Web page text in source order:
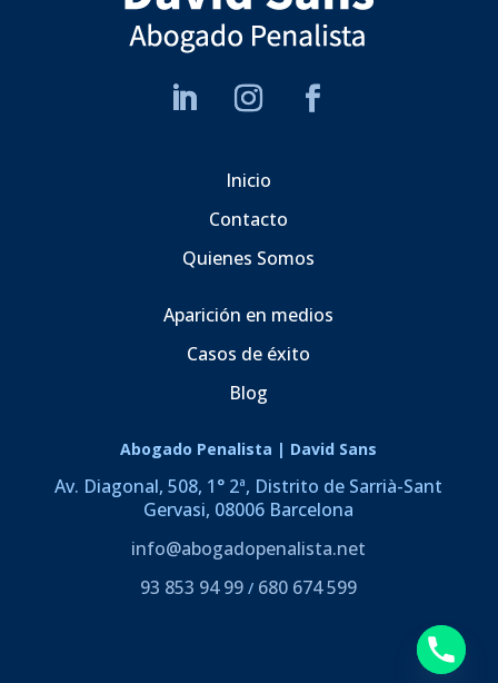
Inicio
Contacto
Quienes Somos
Aparición en medios
Casos de éxito
Blog
Abogado Penalista | David Sans
Av. Diagonal, 508, 1° 2ª, Distrito de Sarrià-Sant
Gervasi, 08006 Barcelona
info@abogadopenalista.net
93 853 94 99 / 680 674 599